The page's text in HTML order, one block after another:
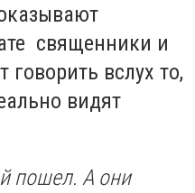
священники и
вслух то,
видят
пошел. А они